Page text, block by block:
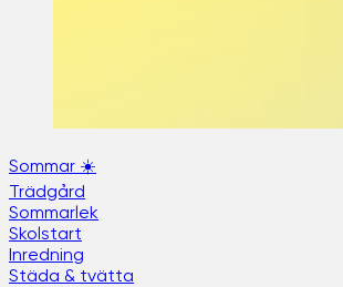
Sommar ☀️
Trädgård
Sommarlek
Skolstart
Inredning
Städa & tvätta